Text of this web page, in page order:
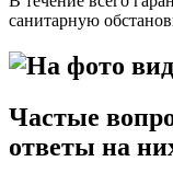
санитарную
Частые
ответы на